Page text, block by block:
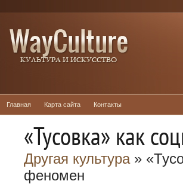
Главная Карта сайта Контакты
«Тусовка» как
Другая культура»
феномен